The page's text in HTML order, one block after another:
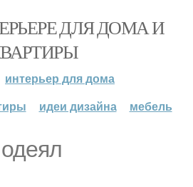
ДЛЯ ДОМА И
интерьер для дома
идеи дизайна мебель